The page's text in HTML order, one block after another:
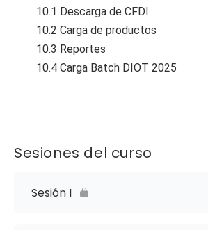
10.1 Descarga de CFDI
10.2 Carga de productos
10.3 Reportes
10.4 Carga Batch DIOT 2025
Sesiones del curso
Sesión I